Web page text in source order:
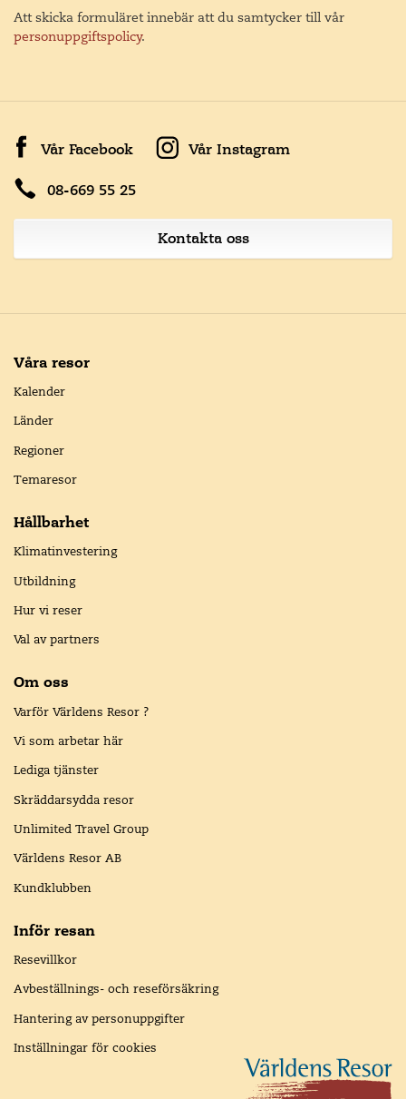
Att skicka formuläret innebär att du samtycker till vår
personuppgiftspolicy.
Vår Facebook Vår Instagram
08-669 55 25
Kontakta oss
Våra resor
Kalender
Länder
Regioner
Temaresor
Hållbarhet
Klimatinvestering
Utbildning
Hur vi reser
Val av partners
Om oss
Varför Världens Resor ?
Vi som arbetar här
Lediga tjänster
Skräddarsydda resor
Unlimited Travel Group
Världens Resor AB
Kundklubben
Inför resan
Resevillkor
Avbeställnings- och reseförsäkring
Hantering av personuppgifter
Inställningar för cookies